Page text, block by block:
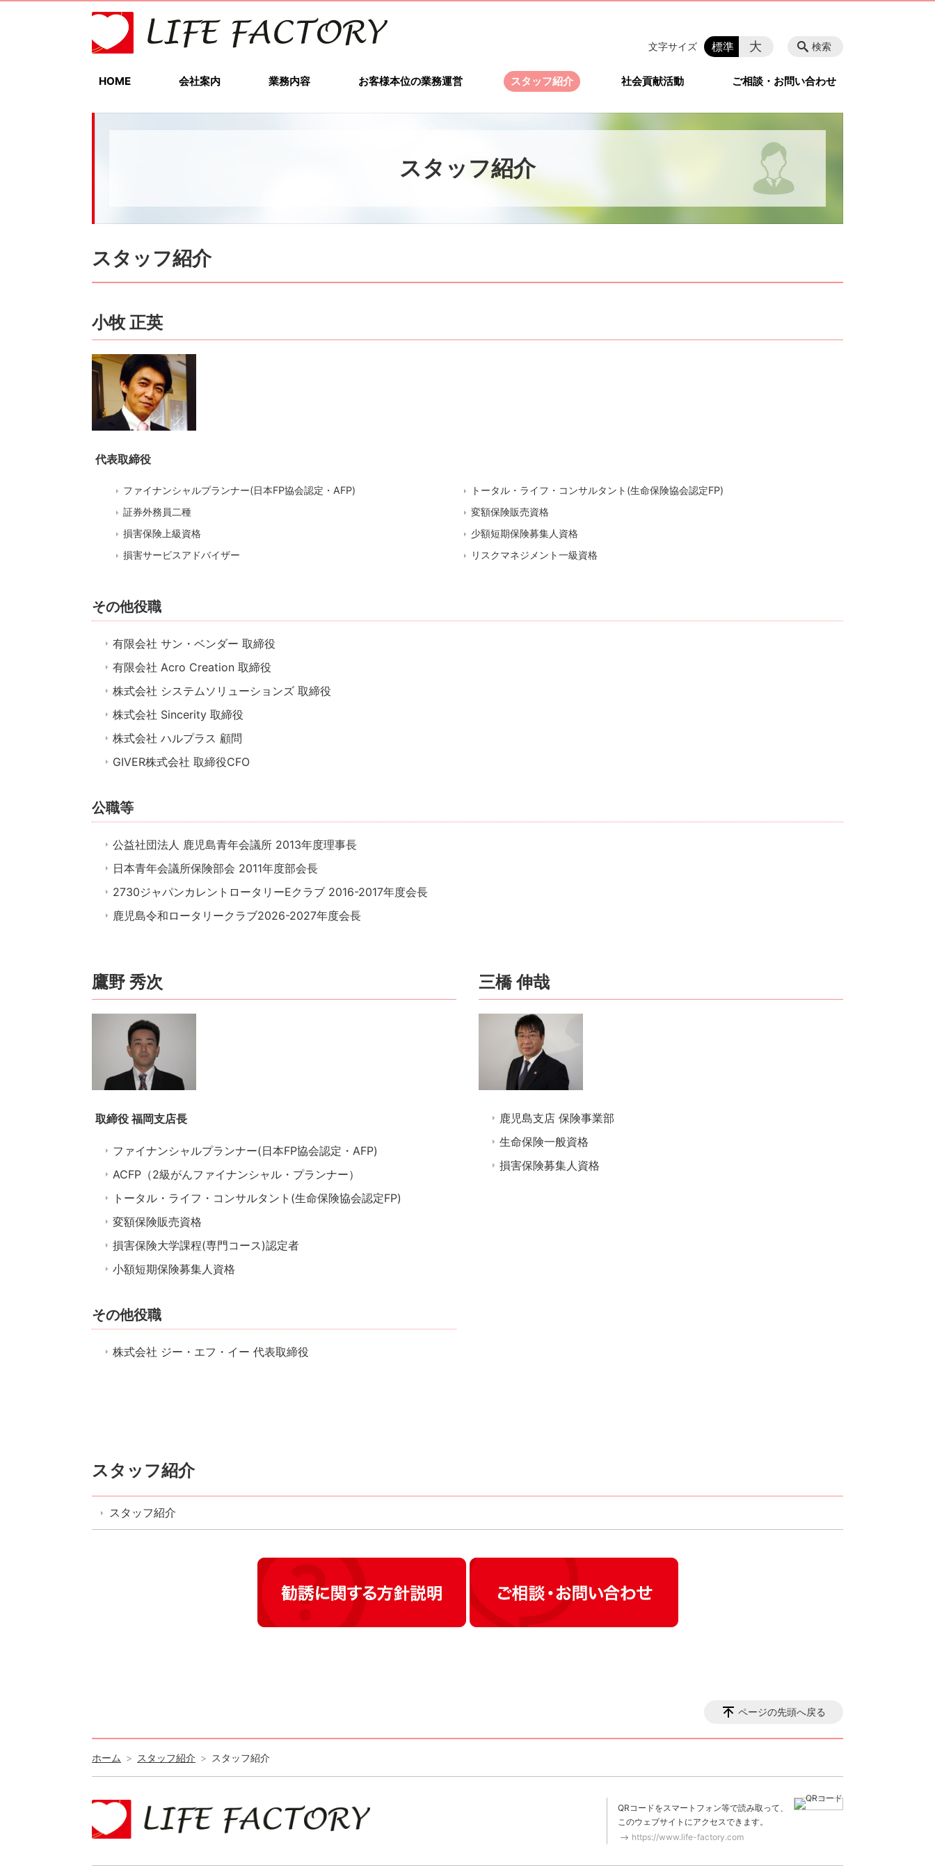
HOME 会社案内 業務内容 お客様本位の業務運営 スタッフ紹介 社会貢献活動 ご相談・お問い合わせ
検索
文字サイズ 標準 大
スタッフ紹介
スタッフ紹介
小牧 正英
代表取締役
ファイナンシャルプランナー(日本FP協会認定・AFP)
トータル・ライフ・コンサルタント(生命保険協会認定FP)
証券外務員二種
変額保険販売資格
損害保険上級資格
少額短期保険募集人資格
損害サービスアドバイザー
リスクマネジメント一級資格
その他役職
有限会社 サン・ベンダー 取締役
有限会社 Acro Creation 取締役
株式会社 システムソリューションズ 取締役
株式会社 Sincerity 取締役
株式会社 ハルプラス 顧問
GIVER株式会社 取締役CFO
公職等
公益社団法人 鹿児島青年会議所 2013年度理事長
日本青年会議所保険部会 2011年度部会長
2730ジャパンカレントロータリーEクラブ 2016-2017年度会長
鹿児島令和ロータリークラブ2026-2027年度会長
鷹野 秀次
取締役 福岡支店長
ファイナンシャルプランナー(日本FP協会認定・AFP)
ACFP（2級がんファイナンシャル・プランナー）
トータル・ライフ・コンサルタント(生命保険協会認定FP)
変額保険販売資格
損害保険大学課程(専門コース)認定者
小額短期保険募集人資格
その他役職
株式会社 ジー・エフ・イー 代表取締役
三橋 伸哉
鹿児島支店 保険事業部
生命保険一般資格
損害保険募集人資格
スタッフ紹介
スタッフ紹介
ページの先頭へ戻る
ホーム スタッフ紹介 スタッフ紹介
QRコードをスマートフォン等で読み取って、
このウェブサイトにアクセスできます。
https://www.life-factory.com